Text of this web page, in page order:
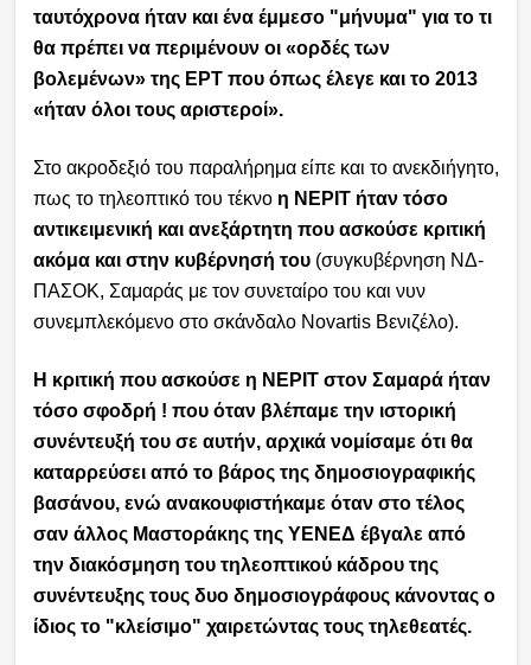
ταυτόχρονα ήταν και ένα έμμεσο "μήνυμα" για το τι
θα πρέπει να περιμένουν οι «ορδές των
βολεμένων» της ΕΡΤ που όπως έλεγε και το 2013
«ήταν όλοι τους αριστεροί».
Στο ακροδεξιό του παραλήρημα είπε και το ανεκδιήγητο,
πως το τηλεοπτικό του τέκνο η ΝΕΡΙΤ ήταν τόσο
αντικειμενική και ανεξάρτητη που ασκούσε κριτική
ακόμα και στην κυβέρνησή του (συγκυβέρνηση ΝΔ-
ΠΑΣΟΚ, Σαμαράς με τον συνεταίρο του και νυν
συνεμπλεκόμενο στο σκάνδαλο Novartis Βενιζέλο).
Η κριτική που ασκούσε η ΝΕΡΙΤ στον Σαμαρά ήταν
τόσο σφοδρή ! που όταν βλέπαμε την ιστορική
συνέντευξή του σε αυτήν, αρχικά νομίσαμε ότι θα
καταρρεύσει από το βάρος της δημοσιογραφικής
βασάνου, ενώ ανακουφιστήκαμε όταν στο τέλος
σαν άλλος Μαστοράκης της ΥΕΝΕΔ έβγαλε από
την διακόσμηση του τηλεοπτικού κάδρου της
συνέντευξης τους δυο δημοσιογράφους κάνοντας ο
ίδιος το "κλείσιμο" χαιρετώντας τους τηλεθεατές.